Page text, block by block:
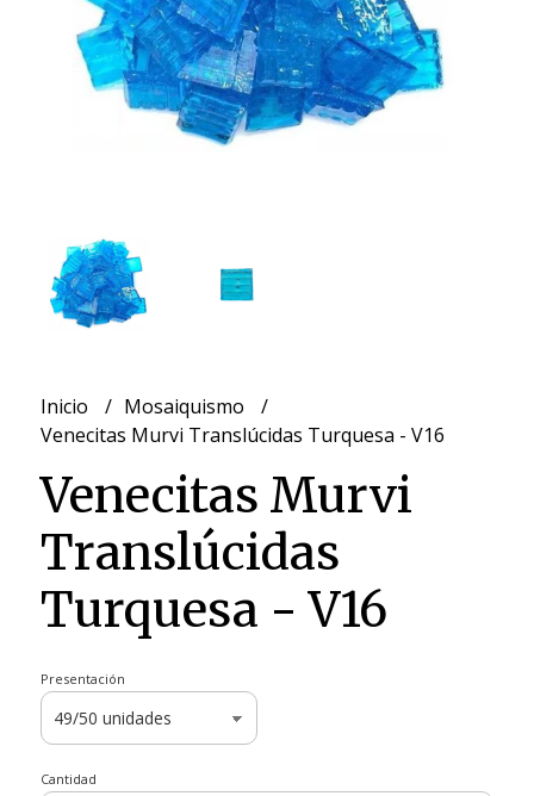
Inicio
Mosaiquismo
Venecitas Murvi Translúcidas Turquesa - V16
Venecitas Murvi
Translúcidas
Turquesa - V16
Presentación
Cantidad